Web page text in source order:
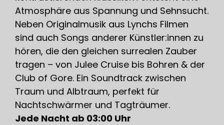
Atmosphäre aus Spannung und Sehnsucht.
Neben Originalmusik aus Lynchs Filmen
sind auch Songs anderer Künstler:innen zu
hören, die den gleichen surrealen Zauber
tragen – von Julee Cruise bis Bohren & der
Club of Gore. Ein Soundtrack zwischen
Traum und Albtraum, perfekt für
Nachtschwärmer und Tagträumer.
Jede Nacht ab 03:00 Uhr